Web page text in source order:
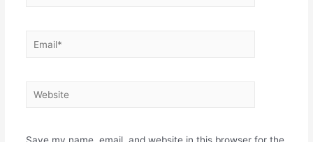
Email*
Website